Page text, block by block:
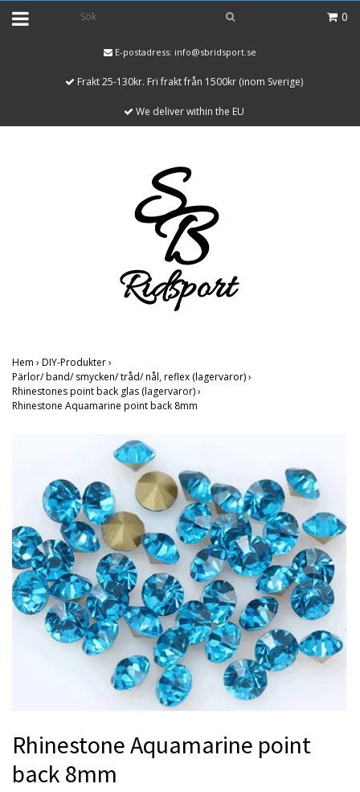
0
E-postadress: info@sbridsport.se
Frakt 25-130kr. Fri frakt från 1500kr (inom Sverige)
We deliver within the EU
Hem › DIY-Produkter›
Pärlor/ band/ smycken/ tråd/ nål, reflex (lagervaror)›
Rhinestones point back glas (lagervaror)›
Rhinestone Aquamarine point back 8mm
Rhinestone Aquamarine point
back 8mm